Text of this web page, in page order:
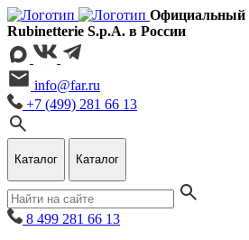
Официальный
Rubinetterie S.p.A. в России
info@far.ru
+7 (499) 281 66 13
Каталог Каталог
8 499 281 66 13